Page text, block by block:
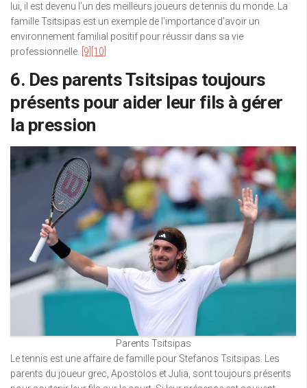
lui, il est devenu l’un des meilleurs joueurs de tennis du monde. La
famille Tsitsipas est un exemple de l’importance d’avoir un
environnement familial positif pour réussir dans sa vie
professionnelle. [9] [10]
6. Des parents Tsitsipas toujours
présents pour aider leur fils à gérer
la pression
Parents Tsitsipas
Le tennis est une affaire de famille pour Stefanos Tsitsipas. Les
parents du joueur grec, Apostolos et Julia, sont toujours présents